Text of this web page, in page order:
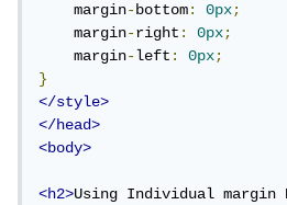
    margin
-bottom: 0px;
    margin
-right: 0px;
    margin
-left: 0px;
}
</style>
</head>
<body>
<h2>Using Individual